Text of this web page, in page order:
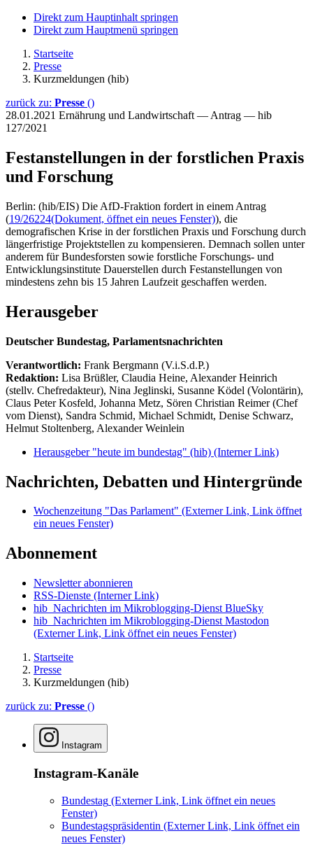
Direkt zum Hauptinhalt springen
Direkt zum Hauptmenü springen
Startseite
Presse
Kurzmeldungen (hib)
zurück zu: Presse ()
28.01.2021 Ernährung und Landwirtschaft — Antrag — hib
127/2021
Festanstellungen in der forstlichen Praxis
und Forschung
Berlin: (hib/EIS) Die AfD-Fraktion fordert in einem Antrag
(19/26224(Dokument, öffnet ein neues Fenster)), die
demografischen Krise in der forstlichen Praxis und Forschung durch
längerfristige Projektstellen zu kompensieren. Demnach sollen unter
anderem für Bundesforsten sowie forstliche Forschungs- und
Entwicklungsinstitute Dauerstellen durch Festanstellungen von
mindestens zehn bis 15 Jahren Laufzeit geschaffen werden.
Herausgeber
Deutscher Bundestag, Parlamentsnachrichten
Verantwortlich: Frank Bergmann (V.i.S.d.P.)
Redaktion: Lisa Brüßler, Claudia Heine, Alexander Heinrich
(stellv. Chefredakteur), Nina Jeglinski, Susanne Ködel (Volontärin),
Claus Peter Kosfeld, Johanna Metz, Sören Christian Reimer (Chef
vom Dienst), Sandra Schmid, Michael Schmidt, Denise Schwarz,
Helmut Stoltenberg, Alexander Weinlein
Herausgeber "heute im bundestag" (hib) (Interner Link)
Nachrichten, Debatten und Hintergründe
Wochenzeitung "Das Parlament" (Externer Link, Link öffnet
ein neues Fenster)
Abonnement
Newsletter abonnieren
RSS-Dienste (Interner Link)
hib_Nachrichten im Mikroblogging-Dienst BlueSky
hib_Nachrichten im Mikroblogging-Dienst Mastodon
(Externer Link, Link öffnet ein neues Fenster)
Startseite
Presse
Kurzmeldungen (hib)
zurück zu: Presse ()
Instagram
Instagram-Kanäle
Bundestag (Externer Link, Link öffnet ein neues
Fenster)
Bundestagspräsidentin (Externer Link, Link öffnet ein
neues Fenster)